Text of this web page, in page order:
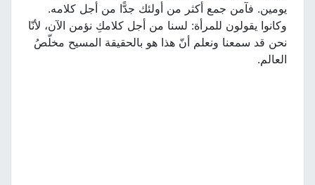
يومين. فآمن جمع أكثر من أولئك جدًّا من أجل كلامه.
وكانوا يقولون للمرأة: لسنا من أجل كلامكِ نؤمن الآن، لأنّا
نحن قد سمعنا ونعلم أنّ هذا هو بالحقيقة المسيح مخلّصُ
العالم.